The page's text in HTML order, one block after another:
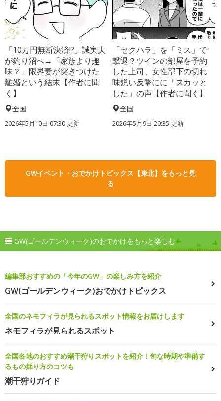
「10万円無断決済!?」誠実夫
が釣り沼へ→「家族より趣
味？」限界妻が突きつけた
離婚という結末【作者に聞
く】
全国
2026年5月10日 07:30 更新
「セクハラ」を「ミス」で
撃退？ツインの部屋を予約
した上司、女性部下の切れ
味鋭い反撃にに「スカッと
した」の声【作者に聞く】
全国
2026年5月9日 20:35 更新
GWイベント・おでかけトピックス【東北】をもっと見
る
GW(ゴールデンウィーク)のおでかけをもっと楽しむ
編集部おすすめの「今年のGW」の楽しみ方を紹介
GW(ゴールデンウィーク)おでかけトピックス
全国のネモフィラが見られるスポット情報をお届けします
ネモフィラが見られるスポット
全国各地のおすすめ潮干狩りスポットを紹介！旬な時期や準備す
るもの採り方のコツも
潮干狩りガイド